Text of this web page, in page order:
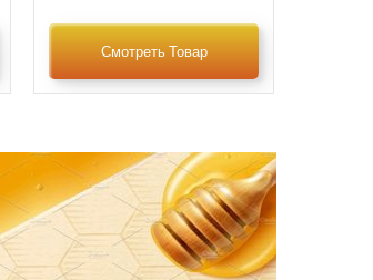
Смотреть Товар